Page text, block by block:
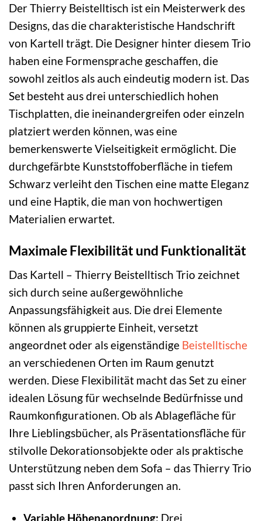
Der Thierry Beistelltisch ist ein Meisterwerk des
Designs, das die charakteristische Handschrift
von Kartell trägt. Die Designer hinter diesem Trio
haben eine Formensprache geschaffen, die
sowohl zeitlos als auch eindeutig modern ist. Das
Set besteht aus drei unterschiedlich hohen
Tischplatten, die ineinandergreifen oder einzeln
platziert werden können, was eine
bemerkenswerte Vielseitigkeit ermöglicht. Die
durchgefärbte Kunststoffoberfläche in tiefem
Schwarz verleiht den Tischen eine matte Eleganz
und eine Haptik, die man von hochwertigen
Materialien erwartet.
Maximale Flexibilität und Funktionalität
Das Kartell – Thierry Beistelltisch Trio zeichnet
sich durch seine außergewöhnliche
Anpassungsfähigkeit aus. Die drei Elemente
können als gruppierte Einheit, versetzt
angeordnet oder als eigenständige Beistelltische
an verschiedenen Orten im Raum genutzt
werden. Diese Flexibilität macht das Set zu einer
idealen Lösung für wechselnde Bedürfnisse und
Raumkonfigurationen. Ob als Ablagefläche für
Ihre Lieblingsbücher, als Präsentationsfläche für
stilvolle Dekorationsobjekte oder als praktische
Unterstützung neben dem Sofa – das Thierry Trio
passt sich Ihren Anforderungen an.
Variable Höhenanordnung: Drei